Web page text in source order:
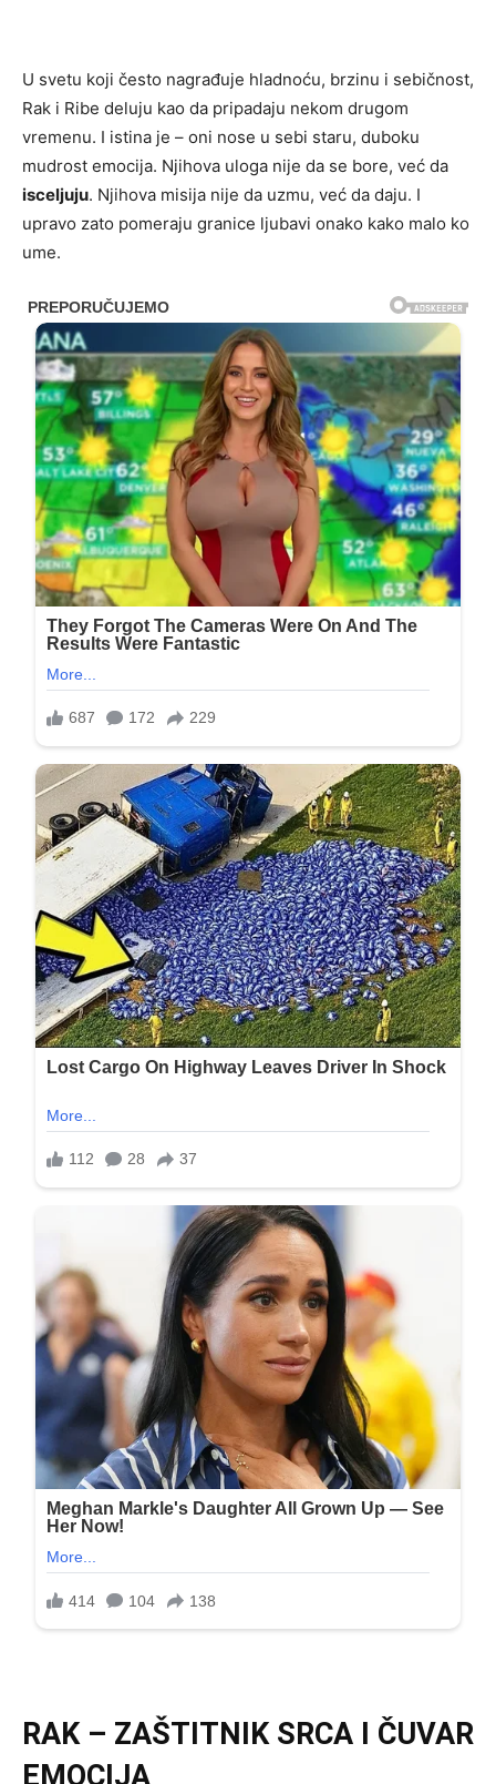
U svetu koji često nagrađuje hladnoću, brzinu i sebičnost,
Rak i Ribe deluju kao da pripadaju nekom drugom
vremenu. I istina je – oni nose u sebi staru, duboku
mudrost emocija. Njihova uloga nije da se bore, već da
isceljuju. Njihova misija nije da uzmu, već da daju. I
upravo zato pomeraju granice ljubavi onako kako malo ko
ume.
RAK – ZAŠTITNIK SRCA I ČUVAR
EMOCIJA